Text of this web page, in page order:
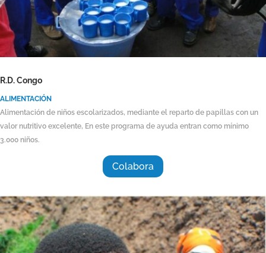
R.D. Congo
ALIMENTACIÓN
Alimentación de niños escolarizados, mediante el reparto de papillas con un
valor nutritivo excelente, En este programa de ayuda entran como mínimo
3.000 niños.
Colabora